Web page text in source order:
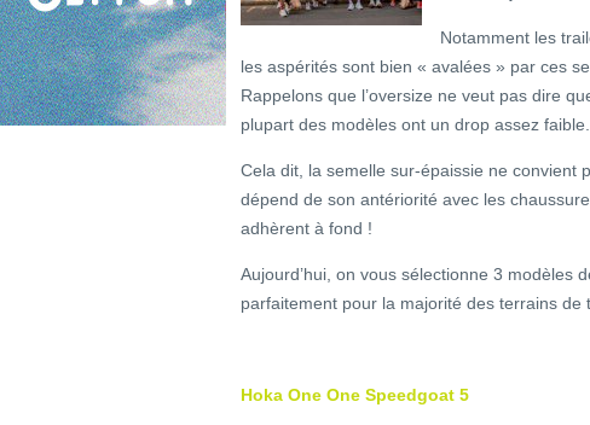
Notamment les
les aspérités sont bien « avalées » par ces
Rappelons que l’oversize ne veut pas dire
plupart des modèles ont un drop assez faible.
Cela dit, la semelle sur-épaissie ne convient
dépend de son antériorité avec les
adhèrent à fond !
Aujourd’hui, on vous sélectionne 3 modèles
parfaitement pour la majorité des terrains de
Hoka One One Speedgoat 5